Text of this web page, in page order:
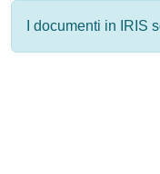
I documenti in IRIS